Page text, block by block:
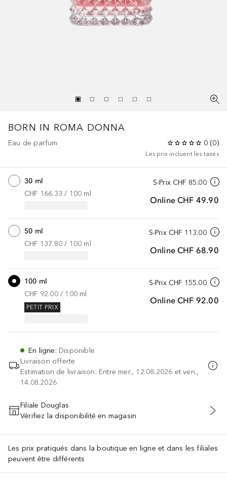
BORN IN ROMA DONNA
Eau de parfum 0 (0)
Les prix incluent les taxes
S-Prix CHF 85.00
Online CHF 49.90
30 ml
CHF 166.33 / 100 ml
S-Prix CHF 113.00
Online CHF 68.90
50 ml
CHF 137.80 / 100 ml
S-Prix CHF 155.00
Online CHF 92.00
100 ml
CHF 92.00 / 100 ml
PETIT PRIX
En ligne: Disponible
Livraison offerte
Estimation de livraison: Entre mer., 12.08.2026 et ven.,
14.08.2026
AJOUTER AU PANIER
Filiale Douglas
Vérifiez la disponibilité en magasin
Les prix pratiqués dans la boutique en ligne et dans les filiales
peuvent être différents